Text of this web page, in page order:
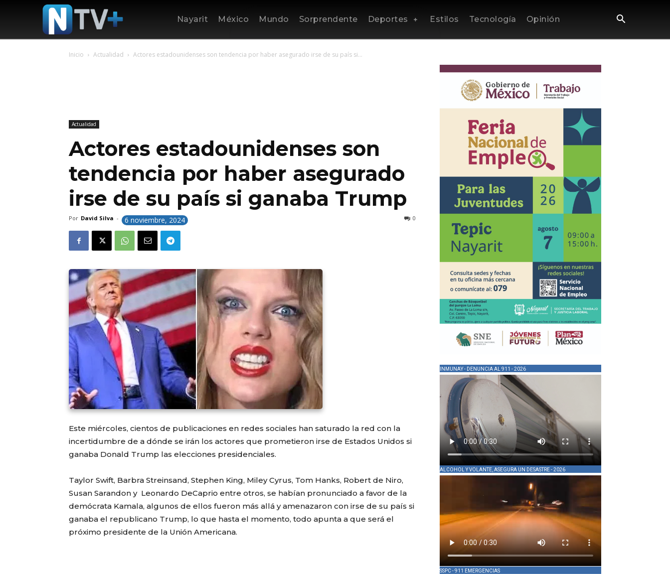
Nayarit México Mundo Sorprendente Deportes Estilos Tecnología Opinión
Inicio Actualidad Actores estadounidenses son tendencia por haber asegurado irse de su país si...
Actualidad
Actores estadounidenses son
tendencia por haber asegurado
irse de su país si ganaba Trump
Por David Silva - 6 noviembre, 2024 0
Este miércoles, cientos de publicaciones en redes sociales han saturado la red con la
incertidumbre de a dónde se irán los actores que prometieron irse de Estados Unidos si
ganaba Donald Trump las elecciones presidenciales.
Taylor Swift, Barbra Streinsand, Stephen King, Miley Cyrus, Tom Hanks, Robert de Niro,
Susan Sarandon y Leonardo DeCaprio entre otros, se habían pronunciado a favor de la
demócrata Kamala, algunos de ellos fueron más allá y amenazaron con irse de su país si
ganaba el republicano Trump, lo que hasta el momento, todo apunta a que será el
próximo presidente de la Unión Americana.
INMUNAY - DENUNCIA AL 911 - 2026
ALCOHOL Y VOLANTE, ASEGURA UN DESASTRE - 2026
SSPC - 911 EMERGENCIAS